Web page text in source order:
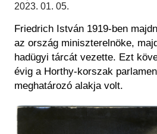
Régészet
Felnőttképzés
Közérdekű adatok
Történeti Fényképtár
Éremtár
Adattár
Központi Könyvtár
2023. 01. 05.
Friedrich István 1919-ben
az ország miniszterelnöke,
hadügyi tárcát vezette. Ezt
évig a Horthy-korszak
meghatározó alakja volt.
Kép